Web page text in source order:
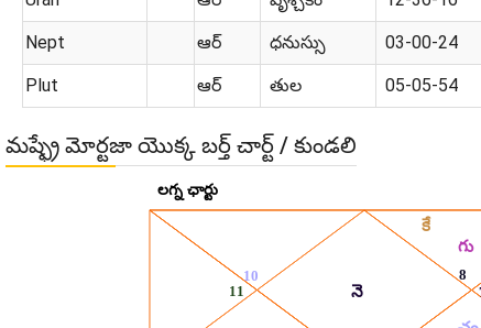
Nept ఆర్ ధనుస్సు 03-00-24
Plut ఆర్ తుల 05-05-54
మష్ఫ్రే మోర్టజా యొక్క బర్త్ చార్ట్ / కుండలి